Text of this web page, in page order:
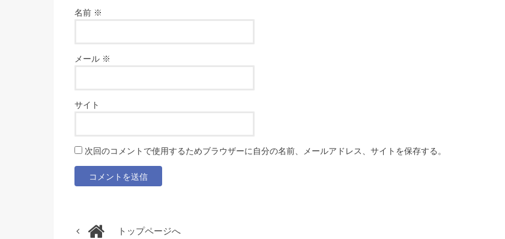
名前 ※
メール ※
サイト
次回のコメントで使用するためブラウザーに自分の名前、メールアドレス、サイトを保存する。
トップページへ